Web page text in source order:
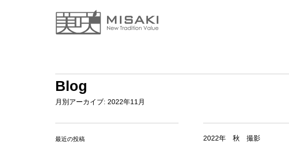
Blog
月別アーカイブ: 2022年11月
2022年 秋 撮影
最近の投稿